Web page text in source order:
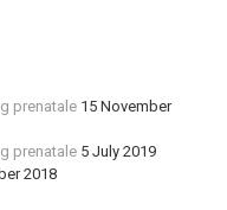
prenatale 15 November
prenatale 5 July 2019
2018